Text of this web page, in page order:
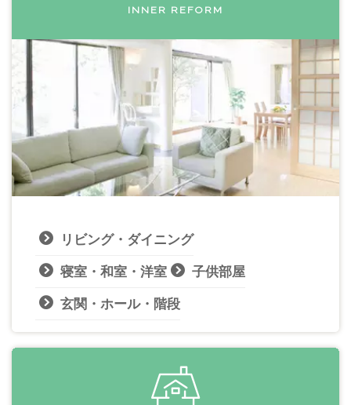
INNER REFORM
リビング・ダイニング
寝室・和室・洋室 子供部屋
玄関・ホール・階段